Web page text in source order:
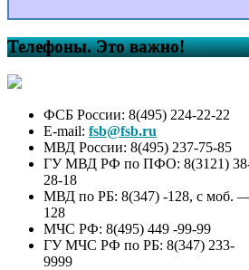
Телефоны. Это важно!
ФСБ России: 8(495) 224-22-22
E-mail: fsb@fsb.ru
МВД России: 8(495) 237-75-85
ГУ МВД РФ по ПФО: 8(3121)
28-18
МВД по РБ: 8(347) -128, с моб.
128
МЧС РФ: 8(495) 449 -99-99
ГУ МЧС РФ по РБ: 8(347) 233-
9999